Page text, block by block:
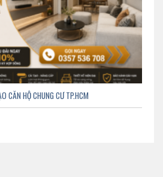
CĂN HỘ CHUNG CƯ TP.HCM